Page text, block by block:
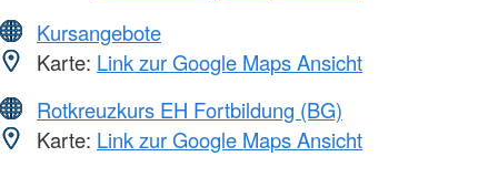
Kursangebote
Karte: Link zur Google Maps Ansicht
Rotkreuzkurs EH Fortbildung (BG)
Karte: Link zur Google Maps Ansicht